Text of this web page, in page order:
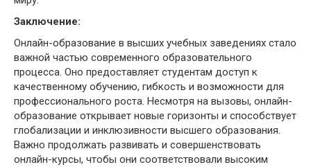
Заключение:
Онлайн-образование в высших учебных заведениях стало
важной частью современного образовательного
процесса. Оно предоставляет студентам доступ к
качественному обучению, гибкость и возможности для
профессионального роста. Несмотря на вызовы, онлайн-
образование открывает новые горизонты и способствует
глобализации и инклюзивности высшего образования.
Важно продолжать развивать и совершенствовать
онлайн-курсы, чтобы они соответствовали высоким